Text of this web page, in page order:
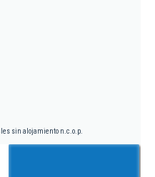
sin alojamiento n.c.o.p.